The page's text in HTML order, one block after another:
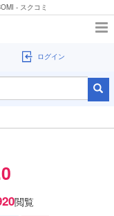
- スクコミ
ログイン
閲覧